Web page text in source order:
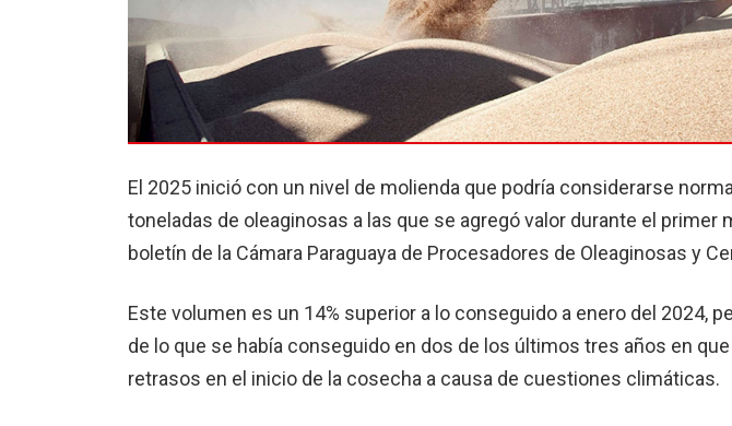
El 2025 inició con un nivel de molienda que podría considerarse
toneladas de oleaginosas a las que se agregó valor durante el primer
boletín de la Cámara Paraguaya de Procesadores de Oleaginosas y
Este volumen es un 14% superior a lo conseguido a enero del 2024,
de lo que se había conseguido en dos de los últimos tres años en
retrasos en el inicio de la cosecha a causa de cuestiones climáticas.